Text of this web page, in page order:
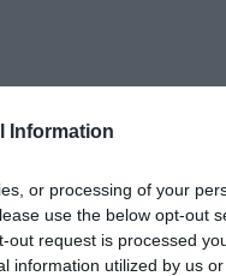
Information
or processing of your
use the below opt-out
out request is processed
information utilized by us
Μιχάλης
Γιώργος